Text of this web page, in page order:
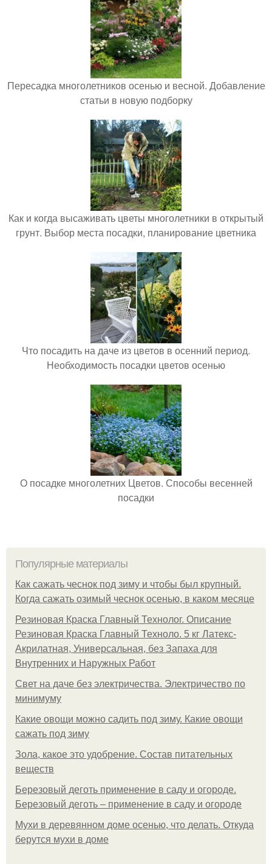
Пересадка многолетников осенью и весной. Добавление
статьи в новую подборку
Как и когда высаживать цветы многолетники в открытый
грунт. Выбор места посадки, планирование цветника
Что посадить на даче из цветов в осенний период.
Необходимость посадки цветов осенью
О посадке многолетних Цветов. Способы весенней
посадки
Популярные материалы
Как сажать чеснок под зиму и чтобы был крупный.
Когда сажать озимый чеснок осенью, в каком месяце
Резиновая Краска Главный Технолог. Описание
Резиновая Краска Главный Техноло. 5 кг Латекс-
Акрилатная, Универсальная, без Запаха для
Внутренних и Наружных Работ
Свет на даче без электричества. Электричество по
минимуму
Какие овощи можно садить под зиму. Какие овощи
сажать под зиму
Зола, какое это удобрение. Состав питательных
веществ
Березовый деготь применение в саду и огороде.
Березовый деготь – применение в саду и огороде
Мухи в деревянном доме осенью, что делать. Откуда
берутся мухи в доме